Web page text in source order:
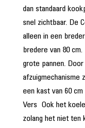
dan standaard
snel zichtbaar. De
alleen in een
bredere van 80
grote pannen.
afzuigmechanisme
een kast van 60
Vers Ook het
zolang het niet ten